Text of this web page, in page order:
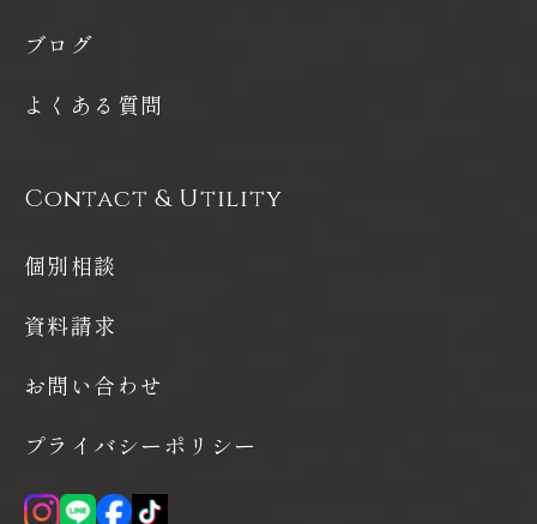
ブログ
よくある質問
Contact & Utility
個別相談
資料請求
お問い合わせ
プライバシーポリシー